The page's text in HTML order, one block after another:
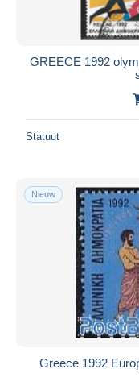
GREECE 1992
Statuut
Nieuw
Greece 1992